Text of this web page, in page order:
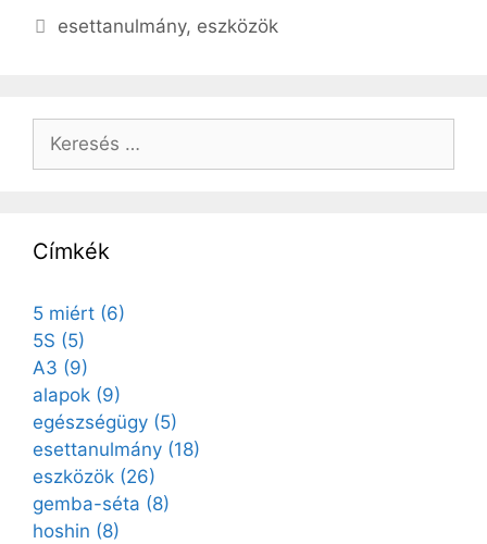
esettanulmány, eszközök
Címkék
5 miért (6)
5S (5)
A3 (9)
alapok (9)
egészségügy (5)
esettanulmány (18)
eszközök (26)
gemba-séta (8)
hoshin (8)